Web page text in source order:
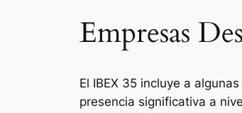
Empresas
El IBEX 35 incluye a
presencia significativa a